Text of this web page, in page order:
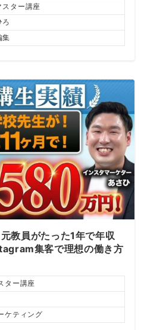
スター講座
ろ
集
教員がたった1年で年収
集客で理想の働き方
ター講座
ケティング